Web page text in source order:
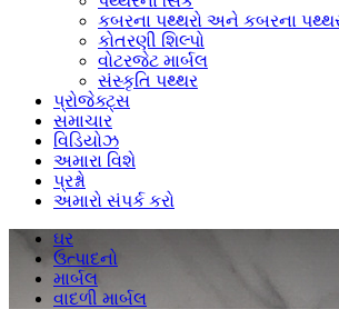
કબરના પથ્થરો અને કબરના
કોતરણી શિલ્પો
વોટરજેટ માર્બલ
સંસ્કૃતિ પથ્થર
પ્રોજેક્ટ્સ
સમાચાર
વિડિયોઝ
અમારા વિશે
પ્રશ્નો
અમારો સંપર્ક કરો
ઘર
ઉત્પાદનો
માર્બલ
વાદળી માર્બલ